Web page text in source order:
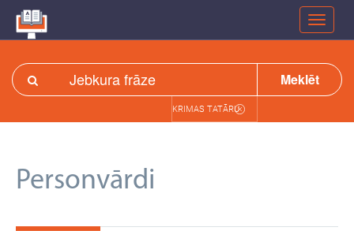
KRIMAS TATĀRU
Meklēt
Personvārdi